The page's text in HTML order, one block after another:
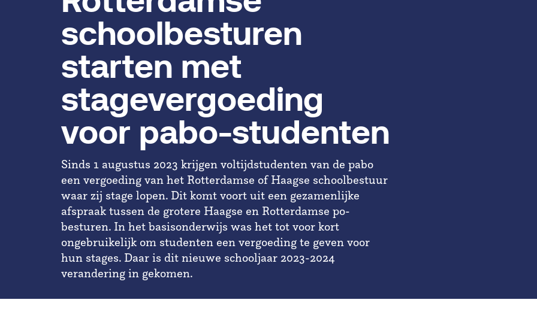
schoolbesturen
starten met
stagevergoeding
voor pabo-studenten
Sinds 1 augustus 2023 krijgen voltijdstudenten van de pabo
een vergoeding van het Rotterdamse of Haagse schoolbestuur
waar zij stage lopen. Dit komt voort uit een gezamenlijke
afspraak tussen de grotere Haagse en Rotterdamse po-
besturen. In het basisonderwijs was het tot voor kort
ongebruikelijk om studenten een vergoeding te geven voor
hun stages. Daar is dit nieuwe schooljaar 2023-2024
verandering in gekomen.